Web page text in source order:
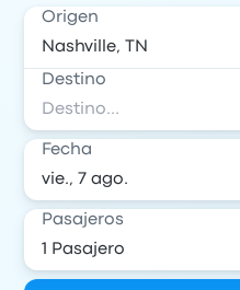
Origen
Destino
Fecha
Pasajeros